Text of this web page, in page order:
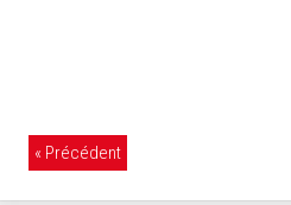
« Précédent